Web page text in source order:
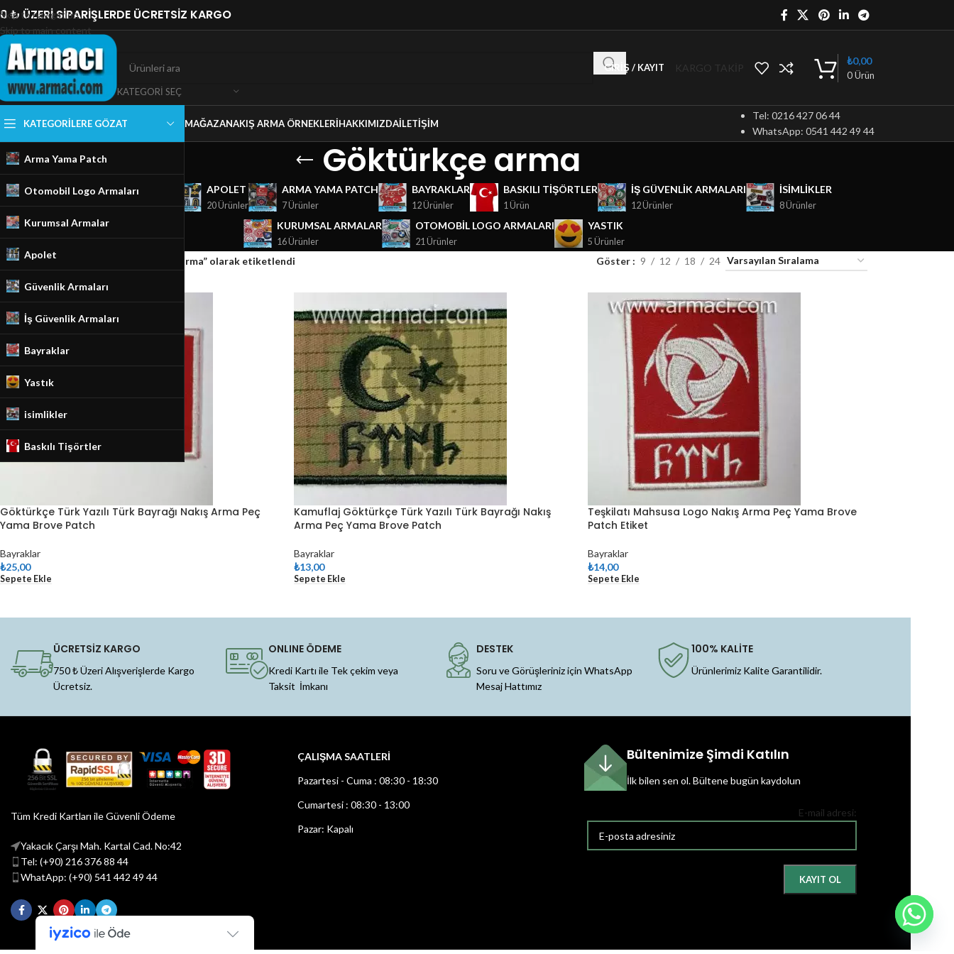
Skip to navigation
Skip to main content
₺ ÜZERİ SİPARİŞLERDE ÜCRETSİZ KARGO
KATEGORI SEÇ
GIRIŞ / KAYIT KARGO TAKİP
0Ürün
₺0,00
KATEGORILERE GÖZAT
Arma Yama Patch
Otomobil Logo Armaları
Kurumsal Armalar
Apolet
Güvenlik Armaları
İş Güvenlik Armaları
Bayraklar
Yastık
isimlikler
Baskılı Tişörtler
MAĞAZANAKIŞ ARMA ÖRNEKLERIHAKKIMIZDAİLETIŞIM
Tel: 0216 427 06 44
WhatsApp: 0541 442 49 44
Göktürkçe arma
GÜVENLIK ARMALARI
18 Ürünler
APOLET
20 Ürünler
ARMA YAMA PATCH
7 Ürünler
BAYRAKLAR
12 Ürünler
BASKILI TIŞÖRTLER
1 Ürün
İŞ GÜVENLIK ARMALARI
12 Ürünler
ISIMLIKLER
8 Ürünler
KURUMSAL ARMALAR
16 Ürünler
OTOMOBIL LOGO ARMALARI
21 Ürünler
YASTIK
5 Ürünler
Ana Sayfa/Mağaza Ürünler “Göktürkçe arma” olarak etiketlendi Göster 9 12 18 24
Göktürkçe Türk Yazılı Türk Bayrağı Nakış Arma Peç
Yama Brove Patch
Bayraklar
₺25,00
Sepete Ekle
Kamuflaj Göktürkçe Türk Yazılı Türk Bayrağı Nakış
Arma Peç Yama Brove Patch
Bayraklar
₺13,00
Sepete Ekle
Teşkilatı Mahsusa Logo Nakış Arma Peç Yama Brove
Patch Etiket
Bayraklar
₺14,00
Sepete Ekle
ÜCRETSİZ KARGO
750 ₺ Üzeri Alışverişlerde Kargo
Ücretsiz.
ONLINE ÖDEME
Kredi Kartı ile Tek çekim veya
Taksit İmkanı
DESTEK
Soru ve Görüşleriniz için WhatsApp
Mesaj Hattımız
100% KALİTE
Ürünlerimiz Kalite Garantilidir.
Tüm Kredi Kartları ile Güvenli Ödeme
Yakacık Çarşı Mah. Kartal Cad. No:42
Tel: (+90) 216 376 88 44
WhatApp: (+90) 541 442 49 44
ÇALIŞMA SAATLERİ
Pazartesi - Cuma : 08:30 - 18:30
Cumartesi : 08:30 - 13:00
Pazar: Kapalı
Bültenimize Şimdi Katılın
İlk bilen sen ol.Bültene bugün kaydolun
E-mail adresi: